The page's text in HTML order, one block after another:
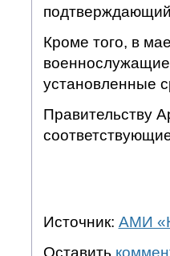
Кроме того, в
установленные
Правительству
Источник: АМИ
Оставить